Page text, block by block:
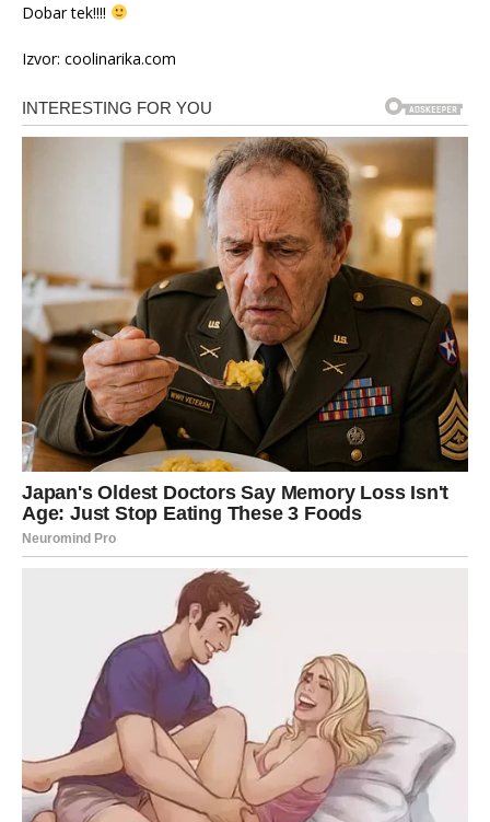
Dobar tek!!!!
Izvor: coolinarika.com